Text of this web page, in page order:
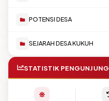
POTENSI DESA
SEJARAH DESA KUKUH
STATISTIK PENGUNJUNG